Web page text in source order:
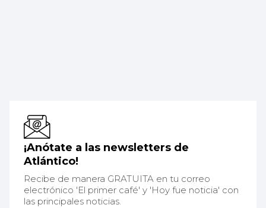
¡Anótate a las newsletters de
Atlántico!
Recibe de manera GRATUITA en tu correo
electrónico 'El primer café' y 'Hoy fue noticia' con
las principales noticias.